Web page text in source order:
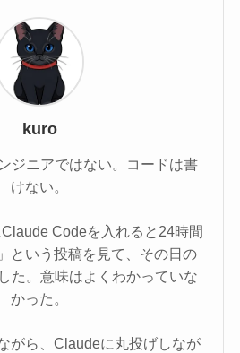
kuro
ジニアではない。コードは書
けない。
Codeを入れると24時間
という投稿を見て、その日の
た。意味はよくわかっていな
かった。
がら、Claudeに丸投げしなが